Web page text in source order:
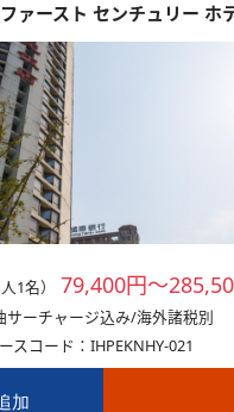
ァースト センチュリー ホ
1名） 79,400円～
ーチャージ込み/海外諸税別
スコード：IHPEKNHY-021
加